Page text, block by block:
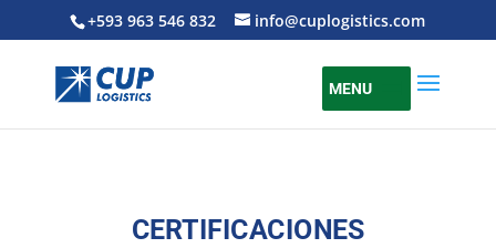
+593 963 546 832 info@cuplogistics.com
MENU
CERTIFICACIONES